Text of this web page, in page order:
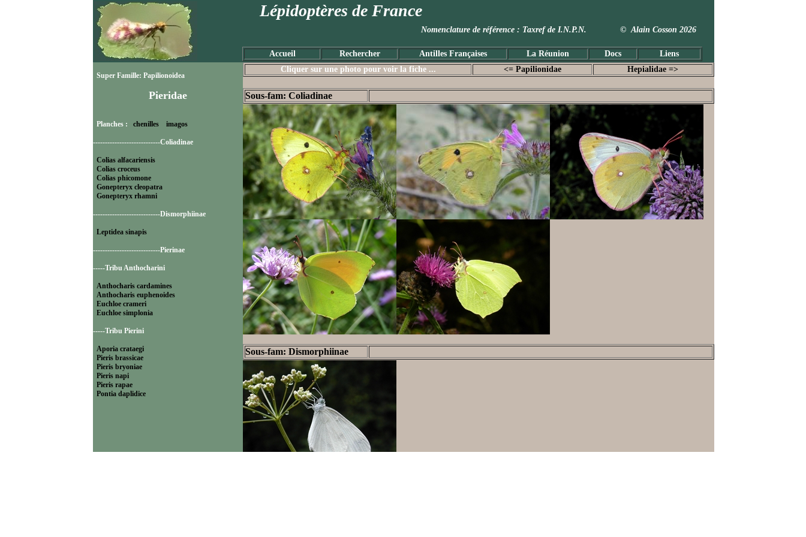
Lépidoptères de France
Nomenclature de référence : Taxref de I.N.P.N. © Alain Cosson 2026
Accueil Rechercher Antilles Françaises La Réunion Docs Liens
Super Famille: Papilionoidea
Pieridae
Planches : chenilles imagos
----------------------------Coliadinae
Colias alfacariensis
Colias croceus
Colias phicomone
Gonepteryx cleopatra
Gonepteryx rhamni
----------------------------Dismorphiinae
Leptidea sinapis
----------------------------Pierinae
-----Tribu Anthocharini
Anthocharis cardamines
Anthocharis euphenoides
Euchloe crameri
Euchloe simplonia
-----Tribu Pierini
Aporia crataegi
Pieris brassicae
Pieris bryoniae
Pieris napi
Pieris rapae
Pontia daplidice
Cliquer sur une photo pour voir la fiche ... <= Papilionidae Hepialidae =>
Sous-fam: Coliadinae
Sous-fam: Dismorphiinae